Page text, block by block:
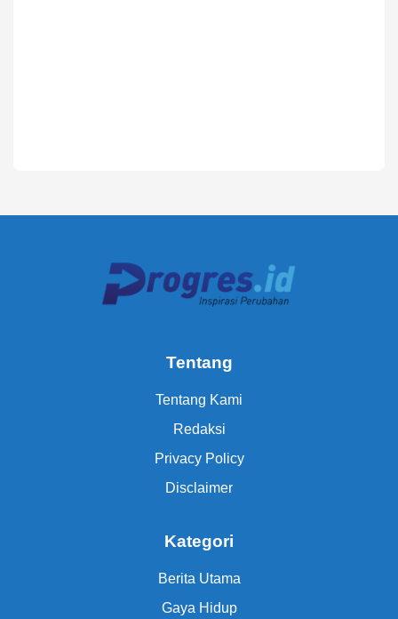
Tentang
Tentang Kami
Redaksi
Privacy Policy
Disclaimer
Kategori
Berita Utama
Gaya Hidup